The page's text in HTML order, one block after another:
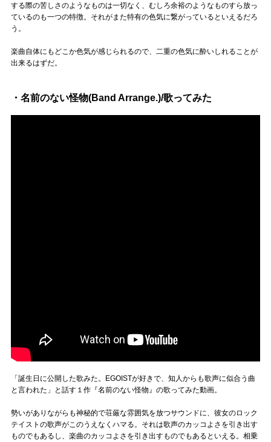
する際の苦しさのようなものは一切なく、むしろ余裕のようなものすら放っ
ているのも一つの特徴。それがまた特有の色気に繋がっているといえるだろ
う。
楽曲自体にもどこか色気が感じられるので、二重の色気に酔いしれることが
出来るはずだ。
・名前のない怪物(Band Arrange.)/歌ってみた
「誕生日に公開した歌みた。EGOISTが好きで、知人からも歌声に似合う曲
と言われた」と話す１作『名前のない怪物』の歌ってみた動画。
勢いがありながらも神秘的で荘厳な雰囲気を放つサウンドに、彼女のロック
テイストの歌声がこのうえなくハマる。それは歌声のカッコよさを引き出す
ものでもあるし、楽曲のカッコよさを引き出すものでもあるといえる。相乗